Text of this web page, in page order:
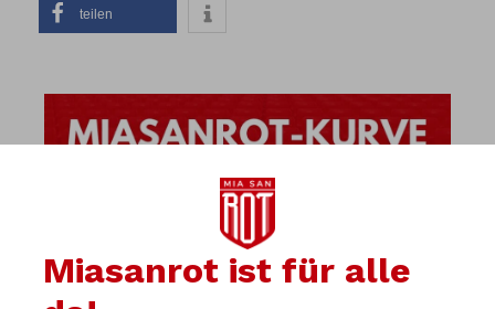
teilen
Miasanrot ist für alle